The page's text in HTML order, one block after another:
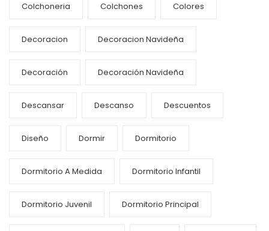
Colchoneria Colchones Colores
Decoracion Decoracion Navideña
Decoración Decoración Navideña
Descansar Descanso Descuentos
Diseño Dormir Dormitorio
Dormitorio A Medida Dormitorio Infantil
Dormitorio Juvenil Dormitorio Principal